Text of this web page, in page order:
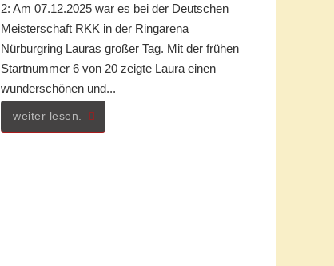
2: Am 07.12.2025 war es bei der Deutschen
Meisterschaft RKK in der Ringarena
Nürburgring Lauras großer Tag. Mit der frühen
Startnummer 6 von 20 zeigte Laura einen
wunderschönen und...
weiter lesen.